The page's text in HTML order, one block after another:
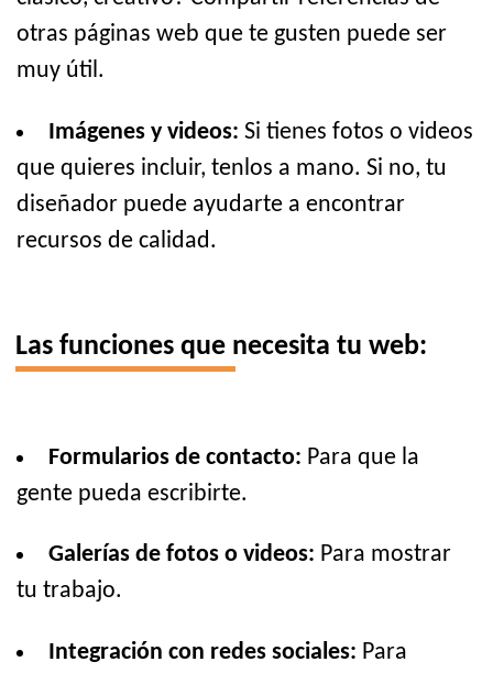
otras páginas web que te gusten puede ser
muy útil.
Imágenes y videos: Si tienes fotos o videos
que quieres incluir, tenlos a mano. Si no, tu
diseñador puede ayudarte a encontrar
recursos de calidad.
Las funciones que necesita tu web:
Formularios de contacto: Para que la
gente pueda escribirte.
Galerías de fotos o videos: Para mostrar
tu trabajo.
Integración con redes sociales: Para